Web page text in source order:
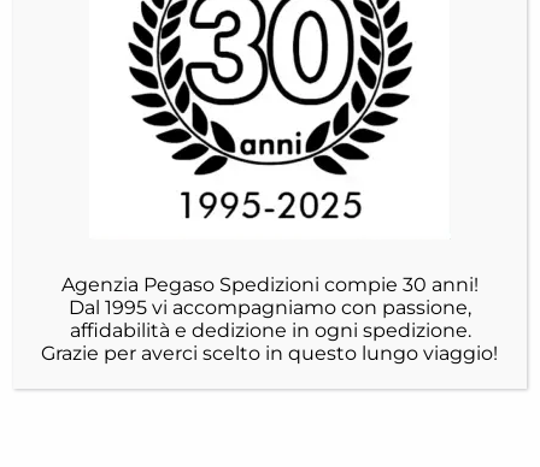
Agenzia Pegaso Spedizioni compie 30 anni!
Dal 1995 vi accompagniamo con passione,
affidabilità e dedizione in ogni spedizione.
Grazie per averci scelto in questo lungo viaggio!